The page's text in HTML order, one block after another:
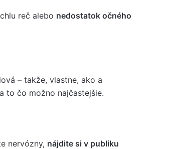
reč alebo nedostatok očného
– takže, vlastne, ako a
to čo možno najčastejšie.
nervózny, nájdite si v publiku